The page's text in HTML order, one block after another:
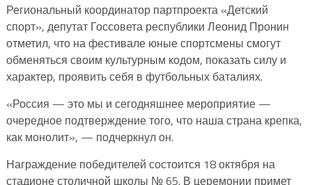
Региональный координатор партпроекта «Детский
спорт», депутат Госсовета республики Леонид Пронин
отметил, что на фестивале юные спортсмены смогут
обменяться своим культурным кодом, показать силу и
характер, проявить себя в футбольных баталиях.
«Россия — это мы и сегодняшнее мероприятие —
очередное подтверждение того, что наша страна крепка,
как монолит», — подчеркнул он.
Награждение победителей состоится 18 октября на
стадионе столичной школы № 65. В церемонии примет